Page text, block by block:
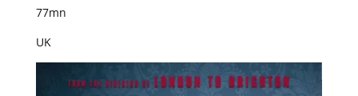
77mn
UK